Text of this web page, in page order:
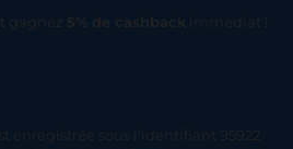
gagnez 5% de cashback immediat !
enregistrée sous l'identifiant 95922